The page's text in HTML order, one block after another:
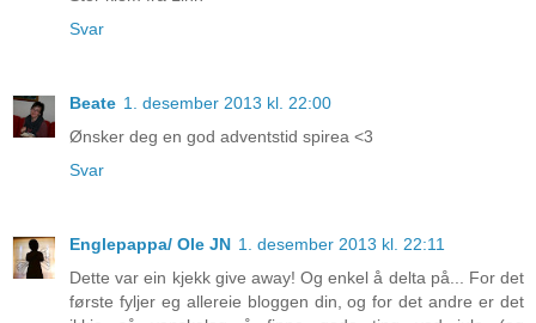
Svar
Beate 1. desember 2013 kl. 22:00
Ønsker deg en god adventstid spirea <3
Svar
Englepappa/ Ole JN 1. desember 2013 kl. 22:11
Dette var ein kjekk give away! Og enkel å delta på... For det
første fyljer eg allereie bloggen din, og for det andre er det